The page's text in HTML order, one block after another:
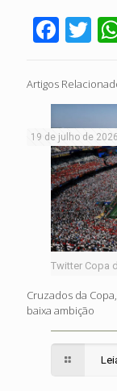
Artigos
Twitter Copa
19 de julho de 2026
Cruzados da
baixa ambição